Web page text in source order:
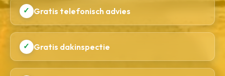
✓ Gratis telefonisch advies
✓ Gratis dakinspectie